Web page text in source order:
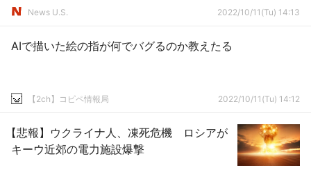
News U.S. 2022/10/11(Tu) 14:13
AIで描いた絵の指が何でバグるのか教えたる
【2ch】コピペ情報局 2022/10/11(Tu) 14:12
【悲報】ウクライナ人、凍死危機 ロシアが
キーウ近郊の電力施設爆撃